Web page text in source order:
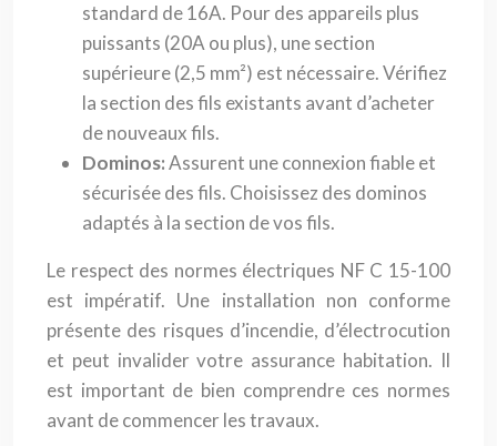
standard de 16A. Pour des appareils plus
puissants (20A ou plus), une section
supérieure (2,5 mm²) est nécessaire. Vérifiez
la section des fils existants avant d’acheter
de nouveaux fils.
Dominos:Assurent une connexion fiable et
sécurisée des fils. Choisissez des dominos
adaptés à la section de vos fils.
Le respect des normes électriques NF C 15-100
est impératif. Une installation non conforme
présente des risques d’incendie, d’électrocution
et peut invalider votre assurance habitation. Il
est important de bien comprendre ces normes
avant de commencer les travaux.